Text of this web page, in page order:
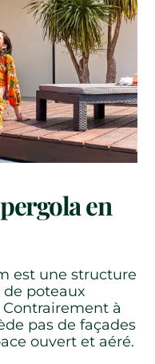
en
est une structure
de poteaux
à
pas de façades
ouvert et aéré.